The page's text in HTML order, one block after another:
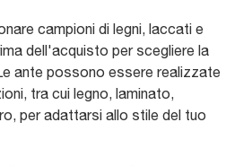
campioni di legni, laccati e
dell'acquisto per scegliere la
ante possono essere realizzate
tra cui legno, laminato,
per adattarsi allo stile del tuo